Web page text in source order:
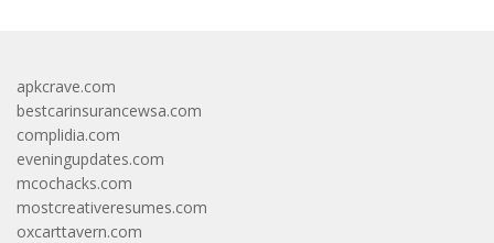
apkcrave.com
bestcarinsurancewsa.com
complidia.com
eveningupdates.com
mcochacks.com
mostcreativeresumes.com
oxcarttavern.com